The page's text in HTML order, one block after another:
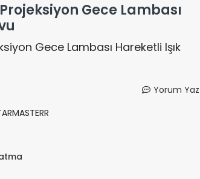
Projeksiyon Gece Lambası
Gece Lambası Hareketli Işık
Yorum Yaz